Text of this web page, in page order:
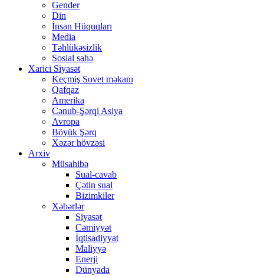
Gender
Din
İnsan Hüquqları
Media
Təhlükəsizlik
Sosial sahə
Xarici Siyasət
Keçmiş Sovet məkanı
Qafqaz
Amerika
Cənub-Şərqi Asiya
Avropa
Böyük Şərq
Xəzər hövzəsi
Arxiv
Müsahibə
Sual-cavab
Çətin sual
Bizimkiler
Xəbərlər
Siyasət
Cəmiyyət
İqtisadiyyat
Maliyyə
Enerji
Dünyada